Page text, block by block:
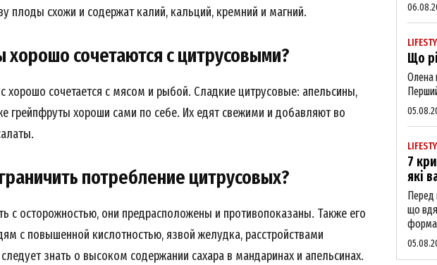
Magazine PRO
SUBSCRIBE NOW
Company
Contact us
плоды схожи и содержат калий, кальций, кремний и магний.
хорошо сочетаются с цитрусовыми?
хорошо сочетается с мясом и рыбой. Сладкие цитрусовые: апельсины,
грейпфруты хороши сами по себе. Их едят свежими и добавляют во
потребление цитрусовых?
с осторожностью, они предрасположены и противопоказаны. Также его
с повышенной кислотностью, язвой желудка, расстройствами
знать о высоком содержании сахара в мандаринах и апельсинах.⁣⁣⠀
Що
Олена
7
які
Перед
що